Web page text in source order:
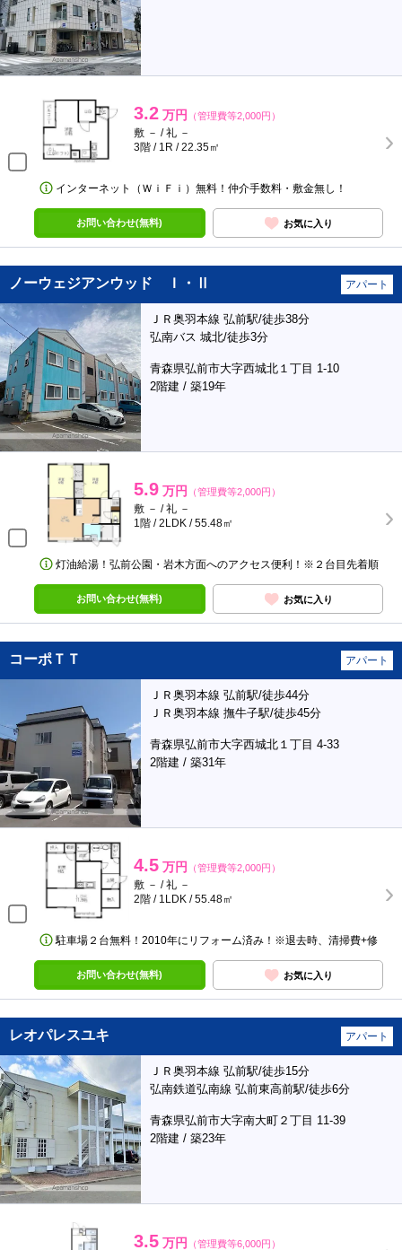
3.2 万円 （管理費等2,000円）
敷 － / 礼 －
3階 / 1R / 22.35㎡
インターネット（ＷｉＦｉ）無料！仲介手数料・敷金無し！
お問い合わせ(無料) お気に入り
ノーウェジアンウッド Ｉ・Ⅱ アパート
ＪＲ奥羽本線 弘前駅/徒歩38分
弘南バス 城北/徒歩3分
青森県弘前市大字西城北１丁目 1-10
2階建 / 築19年
5.9 万円 （管理費等2,000円）
敷 － / 礼 －
1階 / 2LDK / 55.48㎡
灯油給湯！弘前公園・岩木方面へのアクセス便利！※２台目先着順
お問い合わせ(無料) お気に入り
コーポＴＴ アパート
ＪＲ奥羽本線 弘前駅/徒歩44分
ＪＲ奥羽本線 撫牛子駅/徒歩45分
青森県弘前市大字西城北１丁目 4-33
2階建 / 築31年
4.5 万円 （管理費等2,000円）
敷 － / 礼 －
2階 / 1LDK / 55.48㎡
駐車場２台無料！2010年にリフォーム済み！※退去時、清掃費+修
お問い合わせ(無料) お気に入り
レオパレスユキ アパート
ＪＲ奥羽本線 弘前駅/徒歩15分
弘南鉄道弘南線 弘前東高前駅/徒歩6分
青森県弘前市大字南大町２丁目 11-39
2階建 / 築23年
3.5 万円 （管理費等6,000円）